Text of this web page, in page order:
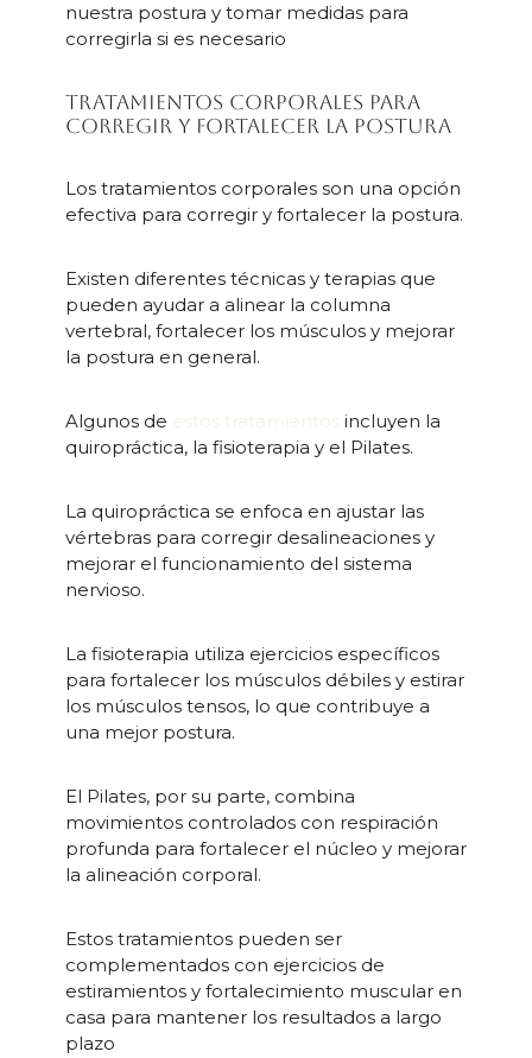
nuestra postura y tomar medidas para
corregirla si es necesario
Tratamientos corporales para
corregir y fortalecer la postura
Los tratamientos corporales son una opción
efectiva para corregir y fortalecer la postura.
Existen diferentes técnicas y terapias que
pueden ayudar a alinear la columna
vertebral, fortalecer los músculos y mejorar
la postura en general.
Algunos de
incluyen la
quiropráctica, la fisioterapia y el Pilates.
La quiropráctica se enfoca en ajustar las
vértebras para corregir desalineaciones y
mejorar el funcionamiento del sistema
nervioso.
La fisioterapia utiliza ejercicios específicos
para fortalecer los músculos débiles y estirar
los músculos tensos, lo que contribuye a
una mejor postura.
El Pilates, por su parte, combina
movimientos controlados con respiración
profunda para fortalecer el núcleo y mejorar
la alineación corporal.
Estos tratamientos pueden ser
complementados con ejercicios de
estiramientos y fortalecimiento muscular en
casa para mantener los resultados a largo
plazo